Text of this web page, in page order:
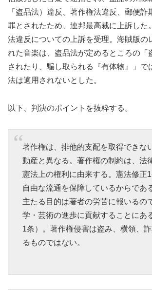
「盗品法）違反、著作権法違反、郵便
罪とされたため、連邦最高裁に上訴した
法違反についての上訴を受理。海賊版の
れた音楽は、盗品法が定めるところの「
されたり、騙し取られる『有体物』」で
法は適用されないとした。
以下、判決のポイントを抜粋する。
著作権は、排他的支配を取得できな
動産と異なる。著作権の制約は、法
憲法上の権利に由来する。憲法修正
自由な流通を保障しているからであ
主たる目的は著者の労苦に報いるの
学・芸術の進歩に貢献することにあ
1条）。著作権侵害は盗み、横領、
るものではない。